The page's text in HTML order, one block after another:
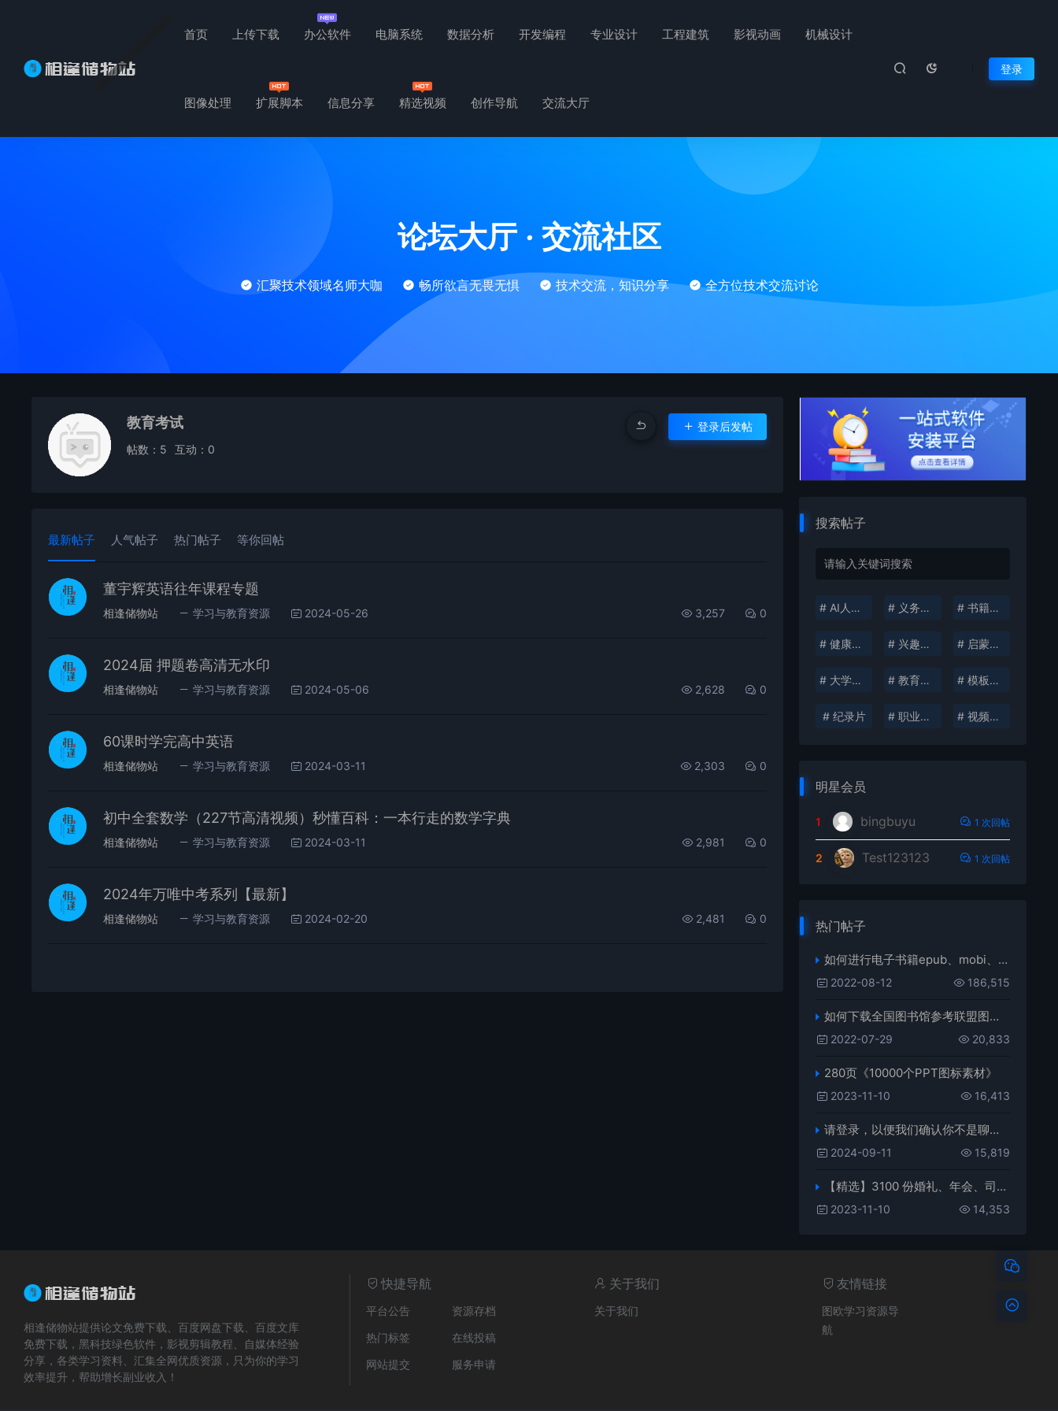
首页 上传下载 办公软件 电脑系统 数据分析 开发编程 专业设计 工程建筑 影视动画 机械设计
图像处理 扩展脚本 信息分享 精选视频 创作导航 交流大厅
登录
论坛大厅 · 交流社区
汇聚技术领域名师大咖 畅所欲言无畏无惧 技术交流，知识分享 全方位技术交流讨论
教育考试
帖数：5 互动：0
登录后发帖
最新帖子 人气帖子 热门帖子 等你回帖
董宇辉英语往年课程专题
相逢储物站 学习与教育资源 2024-05-26 3,257 0
2024届 押题卷高清无水印
相逢储物站 学习与教育资源 2024-05-06 2,628 0
60课时学完高中英语
相逢储物站 学习与教育资源 2024-03-11 2,303 0
初中全套数学（227节高清视频）秒懂百科：一本行走的数学字典
相逢储物站 学习与教育资源 2024-03-11 2,981 0
2024年万唯中考系列【最新】
相逢储物站 学习与教育资源 2024-02-20 2,481 0
搜索帖子
# AI人工智能 # 义务教育 # 书籍分享
# 健康生活 # 兴趣培养 # 启蒙教育
# 大学资料 # 教育考试 # 模板插件
# 纪录片 # 职业发展 # 视频创作
明星会员
1 bingbuyu 1 次回帖
2 Test123123 1 次回帖
热门帖子
如何进行电子书籍epub、mobi、azw3格式互转，附海量电子书籍资源
2022-08-12 186,515
如何下载全国图书馆参考联盟图书？
2022-07-29 20,833
280页《10000个PPT图标素材》
2023-11-10 16,413
请登录，以便我们确认你不是聊天机器人
2024-09-11 15,819
【精选】3100 份婚礼、年会、司仪主持人、台词稿、节日生日、晚会、开场、开场白素材
2023-11-10 14,353
相逢储物站提供论文免费下载、百度网盘下载、百度文库
免费下载，黑科技绿色软件，影视剪辑教程、自媒体经验
分享，各类学习资料、汇集全网优质资源，只为你的学习
效率提升，帮助增长副业收入！
快捷导航
平台公告
资源存档
热门标签
在线投稿
网站提交
服务申请
关于我们
关于我们
友情链接
图欧学习资源导
航